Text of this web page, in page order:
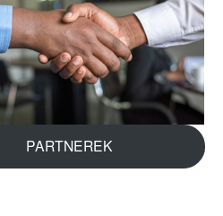
PARTNEREK